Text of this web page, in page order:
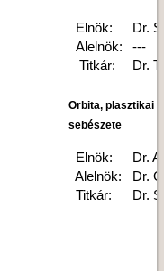
Elnök:
Alelnök:
Titkár:
Dr.
---
Dr.
Orbita, plasztikai
sebészete
Elnök:
Alelnök:
Titkár:
Dr.
Dr.
Dr.